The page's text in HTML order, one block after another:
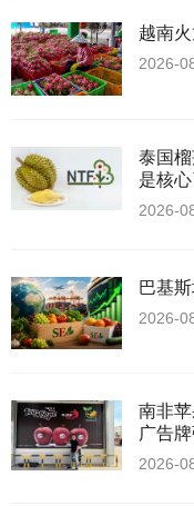
越南
2026-
泰国
是核
2026-
巴基
2026-
南非
广告
2026-